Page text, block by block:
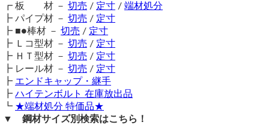
商品の返品・交換はお受けできません。
商品購入は自動計算フォームに必要寸法・数量等を入力し、
試算結果を確認後、買い物カートに追加して注文フォームへ
とお進みください。
ご注文メール返信にて送料・振込先等をご連絡いたします。
自動計算フォームでの試算ができない場合や複雑な加工を伴
う品の場合は、メールフォーム（見積依頼・注文依頼）より
お問い合わせください。
⇒ 溶接式鋼管継手 黒SGP ロングエルボ ショートエル
ボ
片端テーパーネジ切りでしたら可能です。
懸垂バーの利用について
┏ 板 材 － 切売 / 定寸 / 端材処分
┣ パイプ材 － 切売 / 定寸
┣ ■●棒材 － 切売 / 定寸
┣ Ｌコ型材 － 切売 / 定寸
┣ ＨＴ型材 － 切売 / 定寸
┣ レール材 － 切売 / 定寸
┣ エンドキャップ・継手
┣ ハイテンボルト 在庫放出品
┗ ★端材処分 特価品★
▼ 鋼材サイズ別検索はこちら！